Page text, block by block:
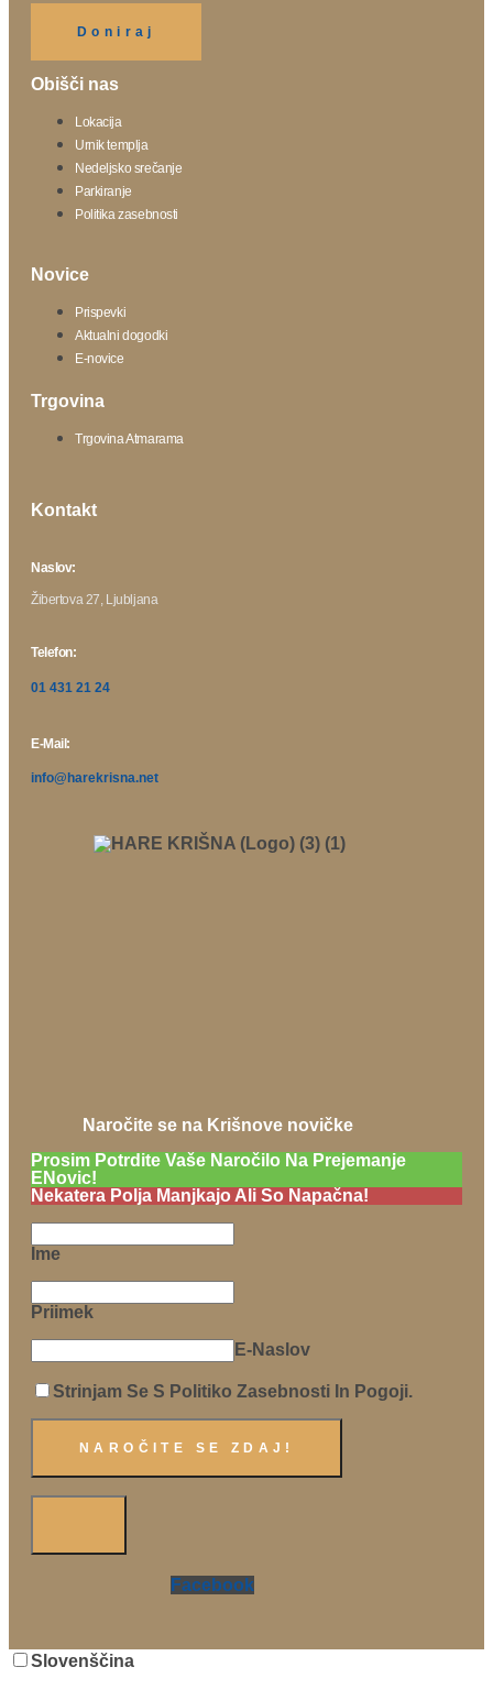
Doniraj
Obišči nas
Lokacija
Urnik templja
Nedeljsko srečanje
Parkiranje
Politika zasebnosti
Novice
Prispevki
Aktualni dogodki
E-novice
Trgovina
Trgovina Atmarama
Kontakt
Naslov:
Žibertova 27, Ljubljana
Telefon:
01 431 21 24
E-Mail:
info@harekrisna.net
Naročite se na Krišnove novičke
Prosim Potrdite Vaše Naročilo Na Prejemanje
ENovic!
Nekatera Polja Manjkajo Ali So Napačna!
Ime
Priimek
E-Naslov
Strinjam Se S Politiko Zasebnosti In Pogoji.
Facebook
Slovenščina